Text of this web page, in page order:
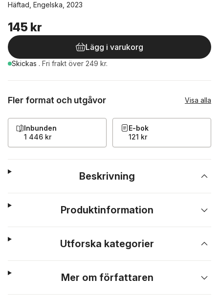
Häftad, Engelska, 2023
145 kr
Lägg i varukorg
Skickas . Fri frakt över 249 kr.
Fler format och utgåvor Visa alla
Inbunden
1 446 kr
E-bok
121 kr
Beskrivning
Produktinformation
Utforska kategorier
Mer om författaren